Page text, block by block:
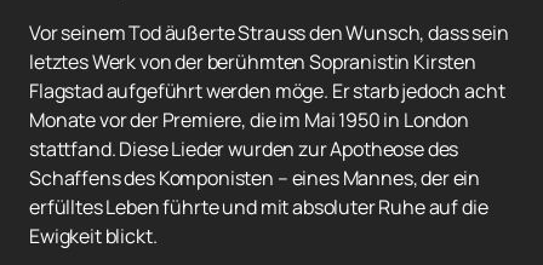
Vor seinem Tod äußerte Strauss den Wunsch, dass sein
letztes Werk von der berühmten Sopranistin Kirsten
Flagstad aufgeführt werden möge. Er starb jedoch acht
Monate vor der Premiere, die im Mai 1950 in London
stattfand. Diese Lieder wurden zur Apotheose des
Schaffens des Komponisten – eines Mannes, der ein
erfülltes Leben führte und mit absoluter Ruhe auf die
Ewigkeit blickt.